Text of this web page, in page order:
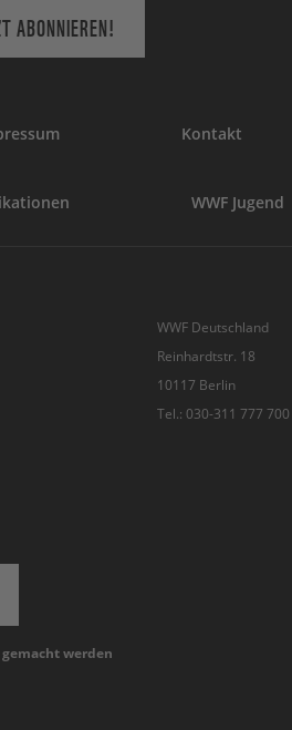
ABONNIEREN!
Kontakt
WWF Jugend
WWF Deutschland
Reinhardtstr. 18
10117 Berlin
Tel.: 030-311 777 700
werden